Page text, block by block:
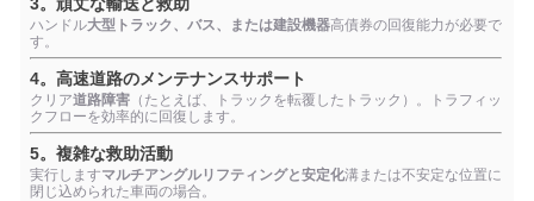
ハンドル大型トラック、バス、または建設機器高債券の回復能力が必要で
す。
4。高速道路のメンテナンスサポート
クリア道路障害 （たとえば、トラックを転覆したトラック）。トラフィッ
クフローを効率的に回復します。
5。複雑な救助活動
実行しますマルチアングルリフティングと安定化溝または不安定な位置に
閉じ込められた車両の場合。